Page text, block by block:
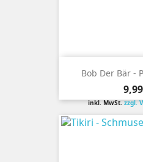
Bob Der Bär -
inkl. MwSt.zzgl.